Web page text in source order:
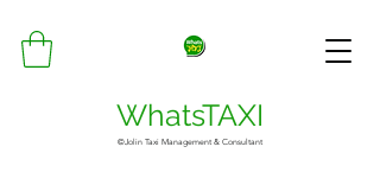
WhatsTAXI
©Jolin Taxi Management & Consultant